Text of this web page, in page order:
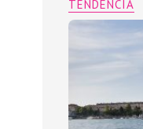
TENDÊNCIA